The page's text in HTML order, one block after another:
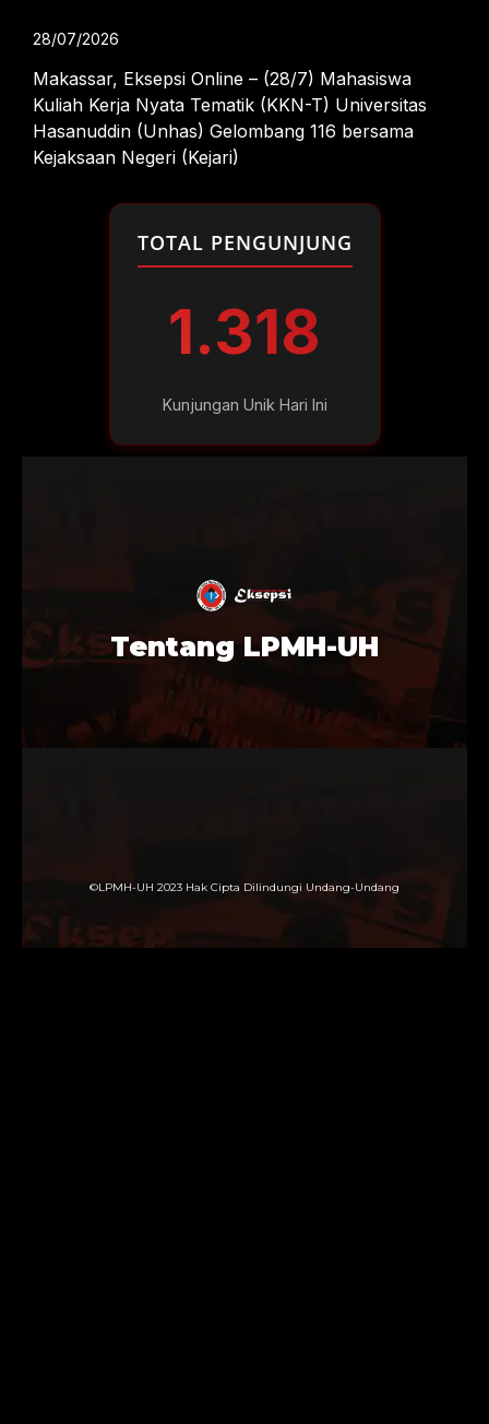
28/07/2026
Makassar, Eksepsi Online – (28/7) Mahasiswa
Kuliah Kerja Nyata Tematik (KKN-T) Universitas
Hasanuddin (Unhas) Gelombang 116 bersama
Kejaksaan Negeri (Kejari)
TOTAL PENGUNJUNG
1.318
Kunjungan Unik Hari Ini
Tentang LPMH-UH
©LPMH-UH 2023 Hak Cipta Dilindungi Undang-Undang